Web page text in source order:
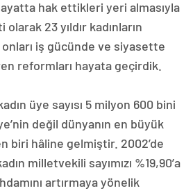
hak ettikleri yeri almasıyla
23 yıldır kadınların
onları iş gücünde ve siyasette
reformları hayata geçirdik.
üye sayısı 5 milyon 600 bini
değil dünyanın en büyük
biri hâline gelmiştir. 2002’de
milletvekili sayımızı %19,90’a
artırmaya yönelik